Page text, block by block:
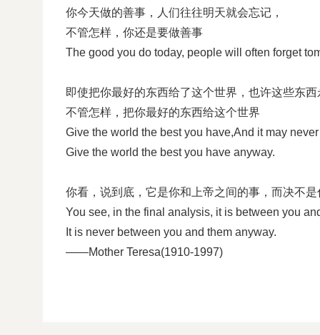
你今天做的善事，人们往往明天就会忘记，
不管怎样，你还是要做善事
The good you do today, people will often forget
即使把你最好的东西给了这个世界，也许这些东
不管怎样，把你最好的东西给这个世界
Give the world the best you have,And it may
Give the world the best you have anyway.
你看，说到底，它是你和上帝之间的事，而决不
You see, in the final analysis, it is between you
It is never between you and them anyway.
——Mother Teresa(1910-1997)